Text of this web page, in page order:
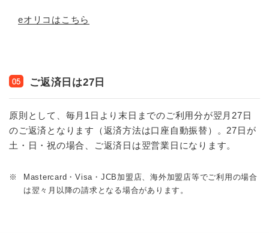
eオリコはこちら
05 ご返済日は27日
原則として、毎月1日より末日までのご利用分が翌月27日
のご返済となります（返済方法は口座自動振替）。27日が
土・日・祝の場合、ご返済日は翌営業日になります。
※
Mastercard・Visa・JCB加盟店、海外加盟店等でご利用の場合
は翌々月以降の請求となる場合があります。